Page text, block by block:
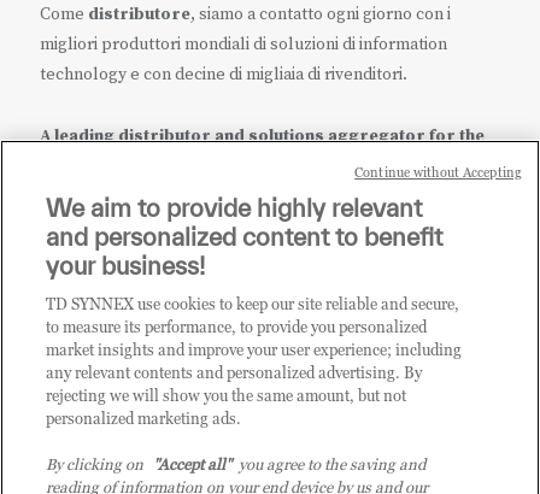
Come distributore, siamo a contatto ogni giorno con i
migliori produttori mondiali di soluzioni di information
technology e con decine di migliaia di rivenditori.
A leading distributor and solutions aggregator for the
it.tdsynnex.com eu.tdsynnex.com| tdsynnex.com
CATEGORIE
Categorie
We aim to provide highly relevant
and personalized content to benefit
your business!
TD SYNNEX use cookies to keep our site reliable and secure,
to measure its performance, to provide you personalized
market insights and improve your user experience; including
any relevant contents and personalized advertising. By
rejecting we will show you the same amount, but not
personalized marketing ads.
By clicking on "Accept all"you agree to the saving and
reading of information on your end device by us and our
Continue without Accepting